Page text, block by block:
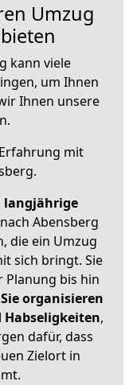
Umzug
kann viele
um Ihnen
Ihnen unsere
mit
.
langjährige
Abensberg
die ein Umzug
sich bringt. Sie
Planung bis hin
Sie organisieren
,
dafür, dass
Zielort in